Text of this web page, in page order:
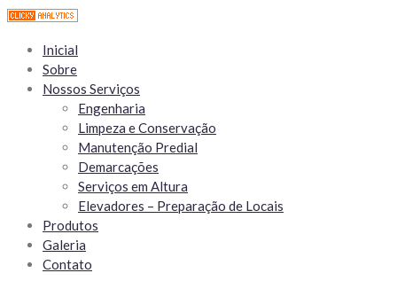
Inicial
Sobre
Nossos Serviços
Engenharia
Limpeza e Conservação
Manutenção Predial
Demarcações
Serviços em Altura
Elevadores – Preparação de Locais
Produtos
Galeria
Contato